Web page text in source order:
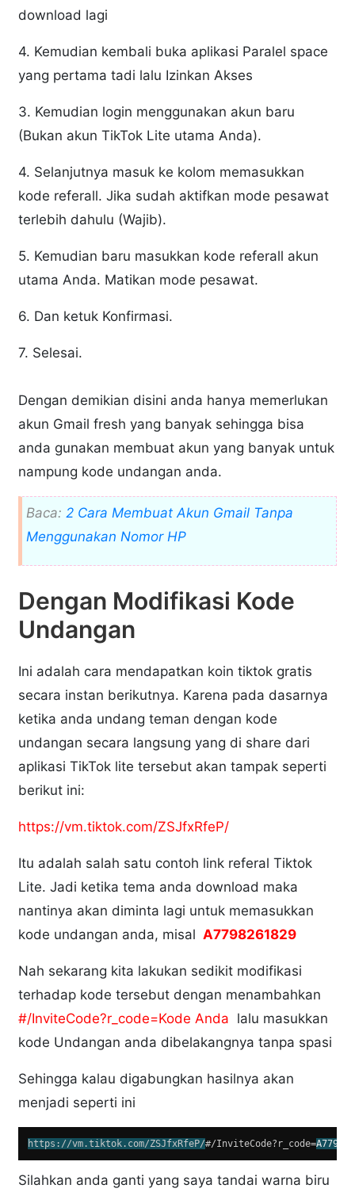
download lagi
4. Kemudian kembali buka aplikasi Paralel space
yang pertama tadi lalu Izinkan Akses
3. Kemudian login menggunakan akun baru
(Bukan akun TikTok Lite utama Anda).
4. Selanjutnya masuk ke kolom memasukkan
kode referall. Jika sudah aktifkan mode pesawat
terlebih dahulu (Wajib).
5. Kemudian baru masukkan kode referall akun
utama Anda. Matikan mode pesawat.
6. Dan ketuk Konfirmasi.
7. Selesai.
Dengan demikian disini anda hanya memerlukan
akun Gmail fresh yang banyak sehingga bisa
anda gunakan membuat akun yang banyak untuk
nampung kode undangan anda.
Baca: 2 Cara Membuat Akun Gmail Tanpa
Menggunakan Nomor HP
Dengan Modifikasi Kode
Undangan
Ini adalah cara mendapatkan koin tiktok gratis
secara instan berikutnya. Karena pada dasarnya
ketika anda undang teman dengan kode
undangan secara langsung yang di share dari
aplikasi TikTok lite tersebut akan tampak seperti
berikut ini:
https://vm.tiktok.com/ZSJfxRfeP/
Itu adalah salah satu contoh link referal Tiktok
Lite. Jadi ketika tema anda download maka
nantinya akan diminta lagi untuk memasukkan
kode undangan anda, misal A7798261829
Nah sekarang kita lakukan sedikit modifikasi
terhadap kode tersebut dengan menambahkan
#/InviteCode?r_code=Kode Anda lalu masukkan
kode Undangan anda dibelakangnya tanpa spasi
Sehingga kalau digabungkan hasilnya akan
menjadi seperti ini
https://vm.tiktok.com/ZSJfxRfeP/#/InviteCode?r_code=
Silahkan anda ganti yang saya tandai warna biru